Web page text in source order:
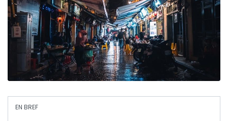
EN BREF